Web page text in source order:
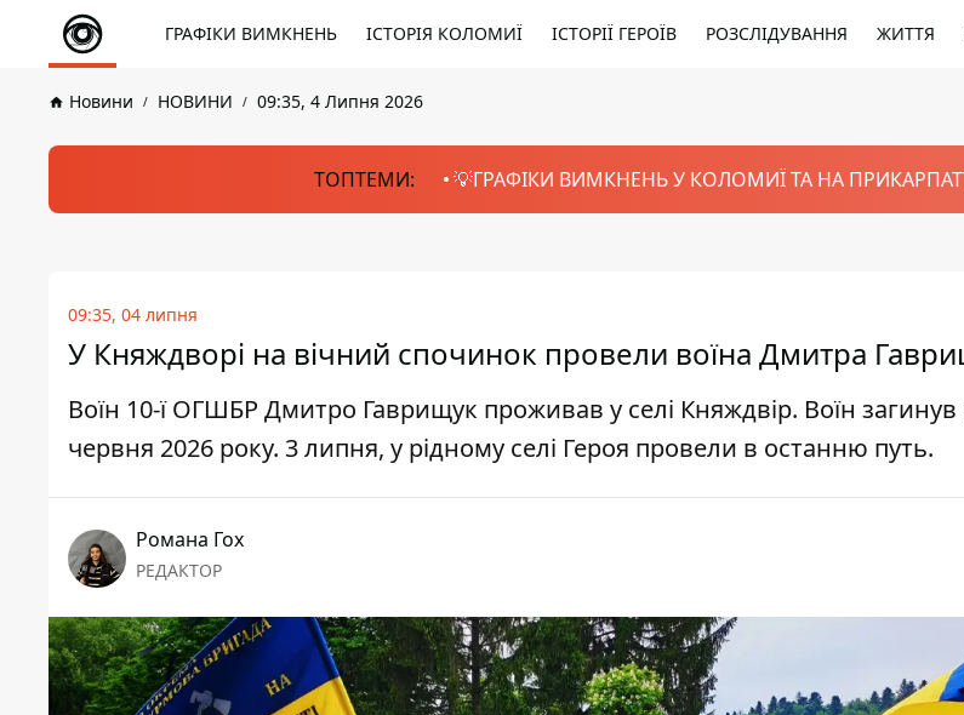
ГРАФІКИ ВИМКНЕНЬ ІСТОРІЯ КОЛОМИЇ ІСТОРІЇ ГЕРОЇВ РОЗСЛІДУВАННЯ ЖИТТЯ
Новини НОВИНИ 09:35, 4 Липня 2026
ТОПТЕМИ: 💡ГРАФІКИ ВИМКНЕНЬ У КОЛОМИЇ ТА НА
09:35, 04 липня
У Княждворі на вічний спочинок провели воїна Дмитра
Воїн 10-ї ОГШБР Дмитро Гаврищук проживав у селі Княждвір. Воїн
червня 2026 року. 3 липня, у рідному селі Героя провели в останню путь.
Романа Гох
РЕДАКТОР